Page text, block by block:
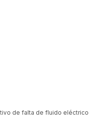
de falta de fluido eléctrico